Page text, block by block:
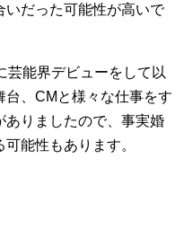
いだった可能性が高いで
芸能界デビューをして以
台、CMと様々な仕事をす
ありましたので、事実婚
能性もあります。